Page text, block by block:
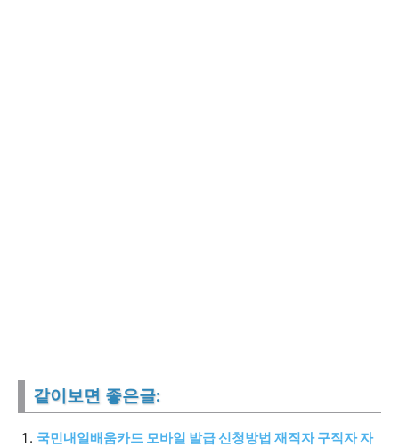
같이보면 좋은글:
국민내일배움카드 모바일 발급 신청방법 재직자 구직자 자